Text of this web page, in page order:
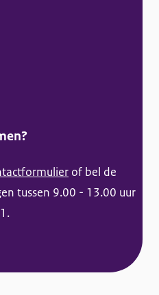
of bel de
tussen 9.00 - 13.00 uur